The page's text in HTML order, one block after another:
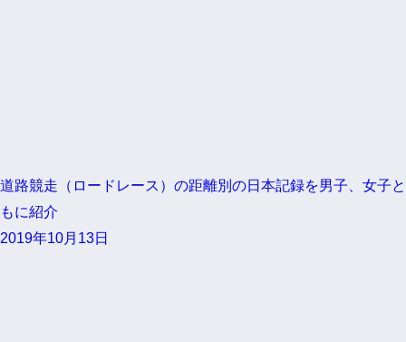
道路競走（ロードレース）の距離別の日本記録を男子、女子と
もに紹介
2019年10月13日